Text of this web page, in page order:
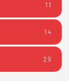
11
14
29